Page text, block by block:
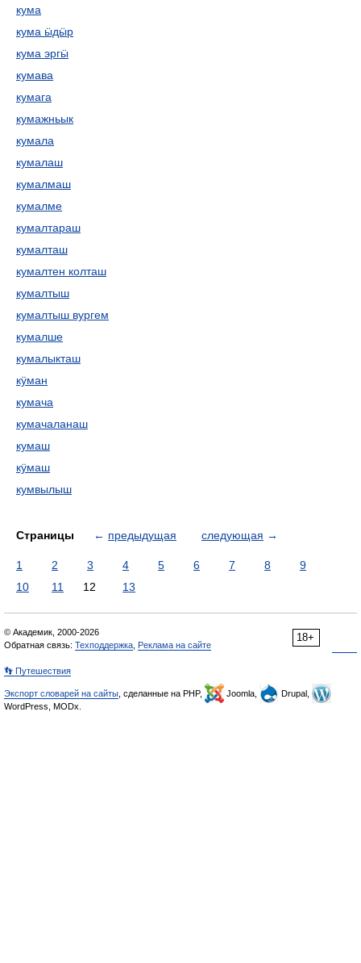
кума
кума ӹдӹр
кума эргӹ
кумава
кумага
кумажньык
кумала
кумалаш
кумалмаш
кумалме
кумалтараш
кумалташ
кумалтен колташ
кумалтыш
кумалтыш вургем
кумалше
кумалыкташ
кӱман
кумача
кумачаланаш
кумаш
кӱмаш
кумвылыш
Страницы ← предыдущая следующая →
1 2 3 4 5 6 7 8
9
10
11 12 13
18+
© Академик, 2000-2026
Обратная связь: Техподдержка Реклама на сайте
👣 Путешествия
Экспорт словарей на сайты , сделанные на PHP, Joomla,
Drupal,
WordPress, MODx.